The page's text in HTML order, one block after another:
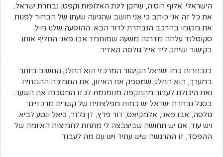
הישראלי. אלוף רוסיה, שחקן ליגת האלופות וקפטן נבחרת ישראל.
את כל זה אני כותב כי אני חושב שהגיעה שעתו של הבחור לפנות
את מקומו בהרכב הנבחרת לדור הבא. ההופעה שלנו מול
סקוטלנד עלתה מדרגה משעה שמוחמד אבו פאני החליף אותו
בקישור ושיחק ליד אייל גולסה האדיר.
בנבחרות כמו ישראל הקישור המרכזי הוא החלק החשוב ביותר
במערך, הוא החלק שמספק את האיזון, את התמיכה ההגנתית
ואת היכולת לעבור מהתקפה מנומנמת לכזו המסכנת את השער.
בסגל נבחרת ישראל יש כמות מפלצתית של קשרים מרכזיים:
גולסה, אבו פאני, אלמקיאס, דור פרץ, דן גלזר, כיאל ונטע לביא.
ויש עוד. אם יש תחושה שביצבצה לי מתחת לחמיצות האיומה של
ההפסד, זו ההרגשה שיש עתיד ויש עם מה לעבוד.